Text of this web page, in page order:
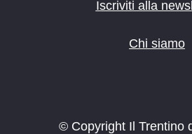
Iscriviti alla
Chi siamo
© Copyright Il Trentino